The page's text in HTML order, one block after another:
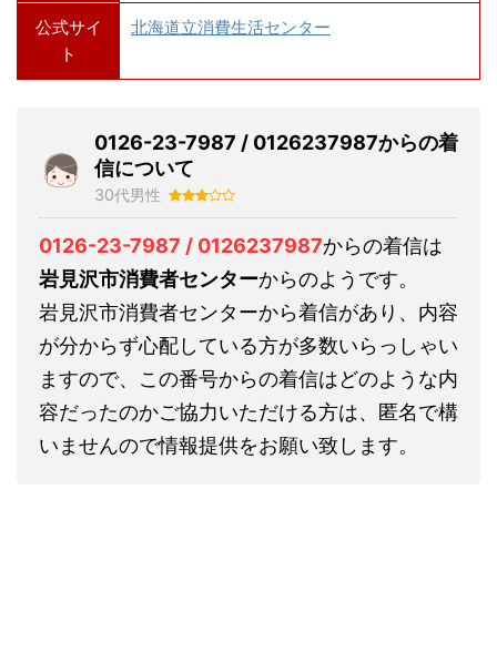
公式サイ
ト
北海道立消費生活センター
0126-23-7987 / 0126237987からの着
信について
30代男性
0126-23-7987 / 0126237987からの着信は
岩見沢市消費者センターからのようです。
岩見沢市消費者センターから着信があり、内容
が分からず心配している方が多数いらっしゃい
ますので、この番号からの着信はどのような内
容だったのかご協力いただける方は、匿名で構
いませんので情報提供をお願い致します。